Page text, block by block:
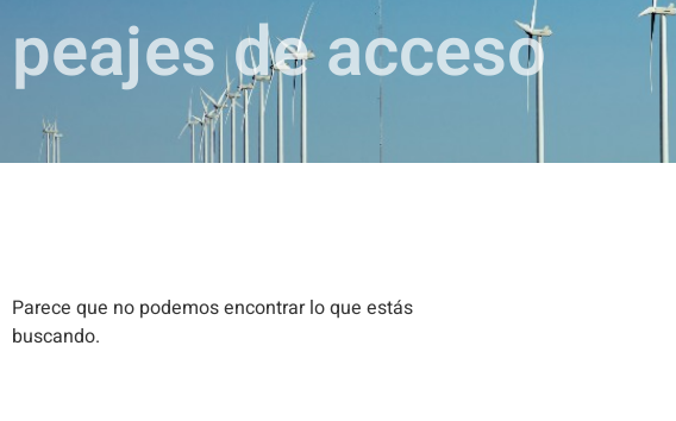
peajes de acceso
Parece que no podemos encontrar lo que estás
buscando.